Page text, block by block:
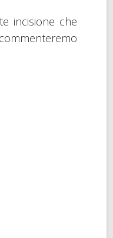
incisione che